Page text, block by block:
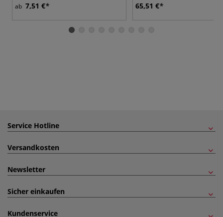
ab 7,51 € 65,51 €
Service Hotline
Versandkosten
Newsletter
Sicher einkaufen
Kundenservice